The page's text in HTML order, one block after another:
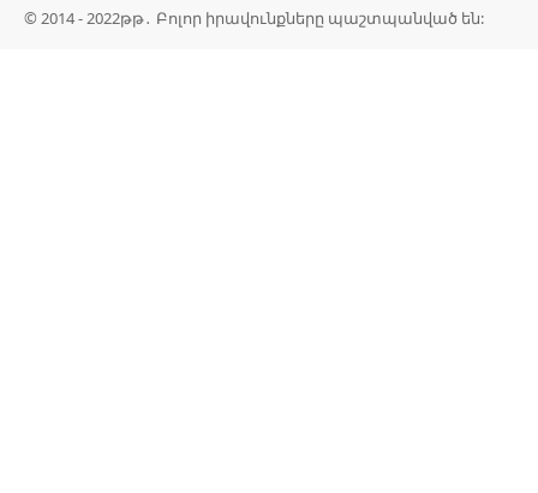
© 2014 - 2022թթ․ Բոլոր իրավունքները պաշտպանված են: